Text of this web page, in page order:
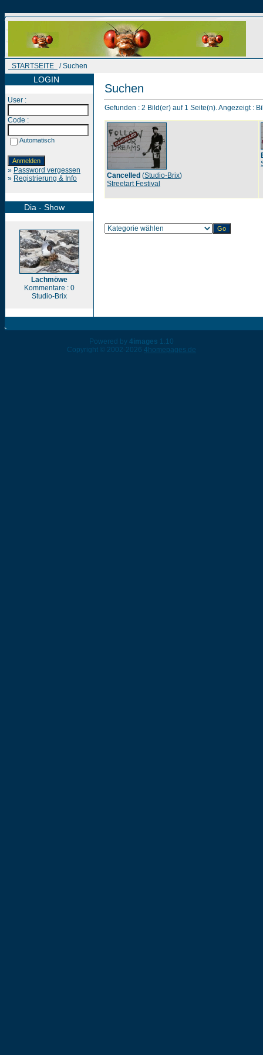
STARTSEITE / Suchen
LOGIN
User :
Code :
Automatisch
» Password vergessen
» Registrierung & Info
Dia - Show
Lachmöwe
Kommentare : 0
Studio-Brix
Suchen
Gefunden : 2 Bild(er) auf 1 Seite(n). Angezeigt :
Cancelled (Studio-Brix)
Streetart Festival
Powered by 4images 1.10
Copyright © 2002-2026 4homepages.de